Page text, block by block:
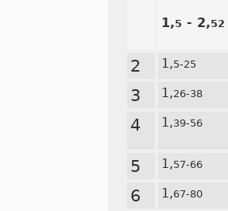
1,5 - 2,52
2 1,5-25
3 1,26-38
4 1,39-56
5 1,57-66
6 1,67-80